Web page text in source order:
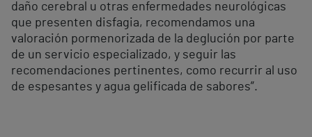
daño cerebral u otras enfermedades neurológicas
que presenten disfagia, recomendamos una
valoración pormenorizada de la deglución por parte
de un servicio especializado, y seguir las
recomendaciones pertinentes, como recurrir al uso
de espesantes y agua gelificada de sabores”.